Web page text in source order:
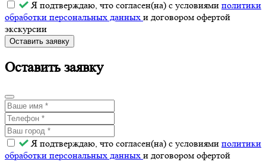
Я подтверждаю, что согласен(на) с условиями политики
обработки персональных данных и договором офертой
экскурсии
Оставить заявку
Оставить заявку
Я подтверждаю, что согласен(на) с условиями политики
обработки персональных данных и договором офертой